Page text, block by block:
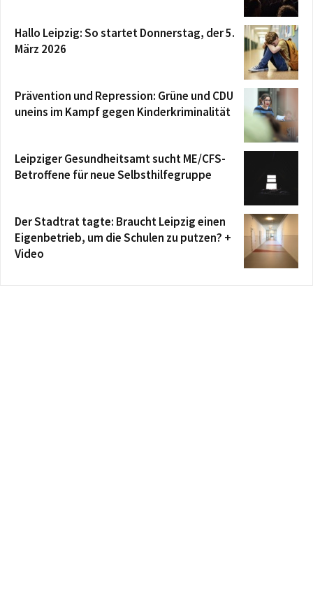
Hallo Leipzig: So startet Donnerstag, der 5.
März 2026
Prävention und Repression: Grüne und CDU
uneins im Kampf gegen Kinderkriminalität
Leipziger Gesundheitsamt sucht ME/CFS-
Betroffene für neue Selbsthilfegruppe
Der Stadtrat tagte: Braucht Leipzig einen
Eigenbetrieb, um die Schulen zu putzen? +
Video